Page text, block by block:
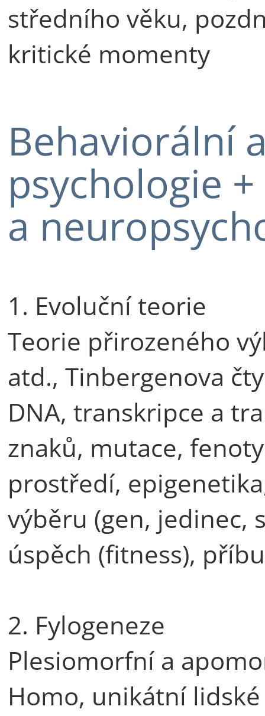
středního věku,
kritické momenty
Behaviorální
psychologie
a
1. Evoluční teorie
Teorie přirozeného
atd., Tinbergenova
DNA, transkripce a
znaků, mutace,
prostředí,
výběru (gen, jedinec,
úspěch (fitness),
2. Fylogeneze
Plesiomorfní a
Homo, unikátní